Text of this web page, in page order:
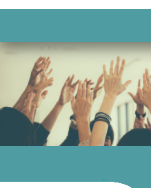
AU
CONTENU